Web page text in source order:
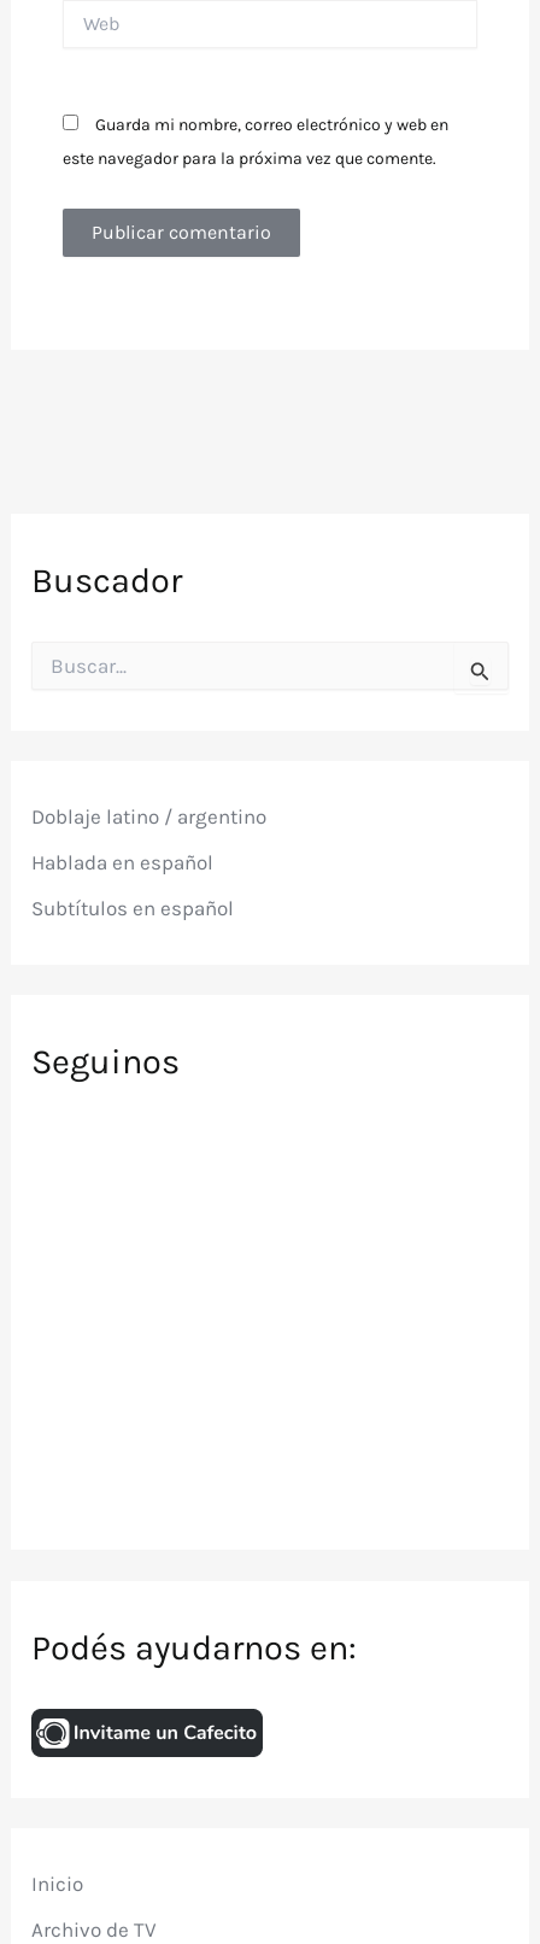
Guarda mi nombre, correo electrónico y web en
este navegador para la próxima vez que comente.
Buscador
o
:
Doblaje latino / argentino
Hablada en español
Subtítulos en español
Seguinos
Podés ayudarnos en:
Inicio
Archivo de TV